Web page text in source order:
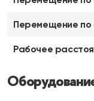
Перемещение по
Рабочее